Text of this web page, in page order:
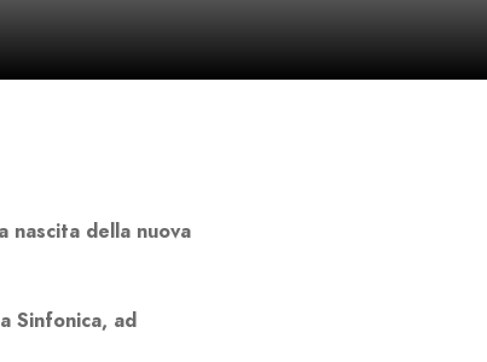
nascita della nuova
Sinfonica, ad